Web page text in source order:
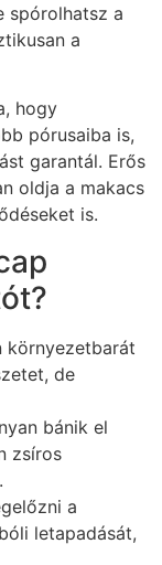
spórolhatsz a
a
hogy
pórusaiba is,
garantál. Erős
oldja a makacs
is.
környezetbarát
de
bánik el
zsíros
a
letapadását,